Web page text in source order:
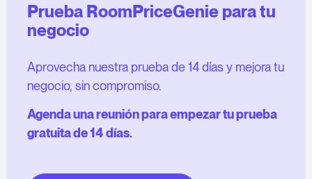
Prueba RoomPriceGenie para tu
negocio
Aprovecha nuestra prueba de 14 días y mejora tu
negocio, sin compromiso.
Agenda una reunión para empezar tu prueba
gratuita de 14 días.